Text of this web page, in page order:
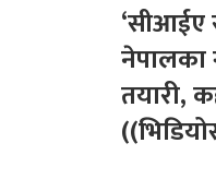
‘सीआईए
नेपालका
तयारी,